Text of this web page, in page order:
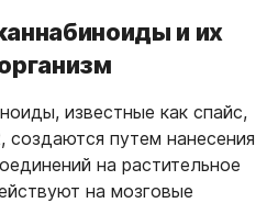
и их
известные как спайс,
создаются путем нанесения
на растительное
на мозговые